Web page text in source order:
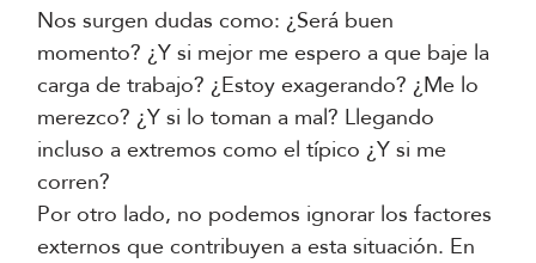
Nos surgen dudas como: ¿Será buen
momento? ¿Y si mejor me espero a que baje la
carga de trabajo? ¿Estoy exagerando? ¿Me lo
merezco? ¿Y si lo toman a mal? Llegando
incluso a extremos como el típico ¿Y si me
corren?
Por otro lado, no podemos ignorar los factores
externos que contribuyen a esta situación. En